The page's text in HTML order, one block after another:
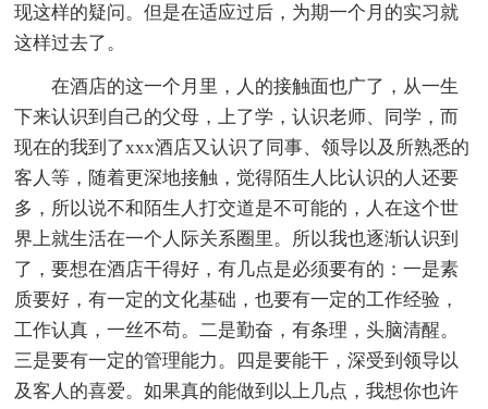
现这样的疑问。但是在适应过后，为期一个月的实习就
这样过去了。
在酒店的这一个月里，人的接触面也广了，从一生
下来认识到自己的父母，上了学，认识老师、同学，而
现在的我到了xxx酒店又认识了同事、领导以及所熟悉的
客人等，随着更深地接触，觉得陌生人比认识的人还要
多，所以说不和陌生人打交道是不可能的，人在这个世
界上就生活在一个人际关系圈里。所以我也逐渐认识到
了，要想在酒店干得好，有几点是必须要有的：一是素
质要好，有一定的文化基础，也要有一定的工作经验，
工作认真，一丝不苟。二是勤奋，有条理，头脑清醒。
三是要有一定的管理能力。四是要能干，深受到领导以
及客人的喜爱。如果真的能做到以上几点，我想你也许